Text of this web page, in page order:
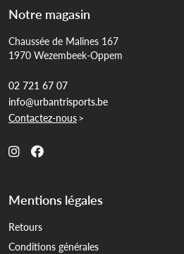
Notre magasin
Chaussée de Malines 167
1970 Wezembeek-Oppem
02 721 67 07
info@urbantrisports.be
Contactez-nous>
Mentions légales
Retours
Conditions générales